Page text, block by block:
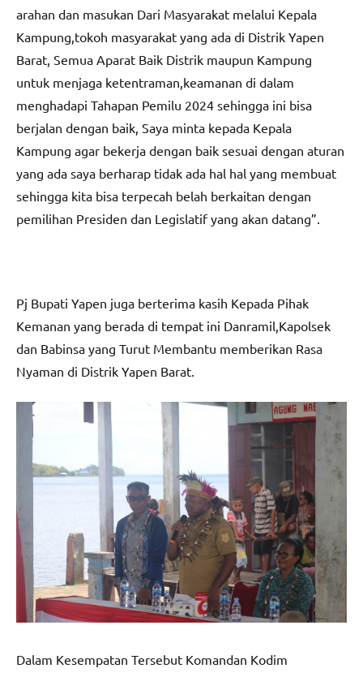
arahan dan masukan Dari Masyarakat melalui Kepala
Kampung,tokoh masyarakat yang ada di Distrik Yapen
Barat, Semua Aparat Baik Distrik maupun Kampung
untuk menjaga ketentraman,keamanan di dalam
menghadapi Tahapan Pemilu 2024 sehingga ini bisa
berjalan dengan baik, Saya minta kepada Kepala
Kampung agar bekerja dengan baik sesuai dengan aturan
yang ada saya berharap tidak ada hal hal yang membuat
sehingga kita bisa terpecah belah berkaitan dengan
pemilihan Presiden dan Legislatif yang akan datang”.
Pj Bupati Yapen juga berterima kasih Kepada Pihak
Kemanan yang berada di tempat ini Danramil,Kapolsek
dan Babinsa yang Turut Membantu memberikan Rasa
Nyaman di Distrik Yapen Barat.
Dalam Kesempatan Tersebut Komandan Kodim